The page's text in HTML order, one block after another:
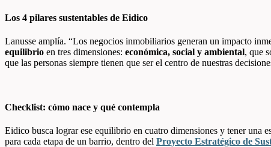
Los 4 pilares sustentables de Eidico
Lanusse amplía. “Los negocios inmobiliarios generan un impacto
equilibrio en tres dimensiones: económica, social y ambiental, que
que las personas siempre tienen que ser el centro de nuestras
Checklist: cómo nace y qué contempla
Eidico busca lograr ese equilibrio en cuatro dimensiones y tener una
para cada etapa de un barrio, dentro del Proyecto Estratégico de